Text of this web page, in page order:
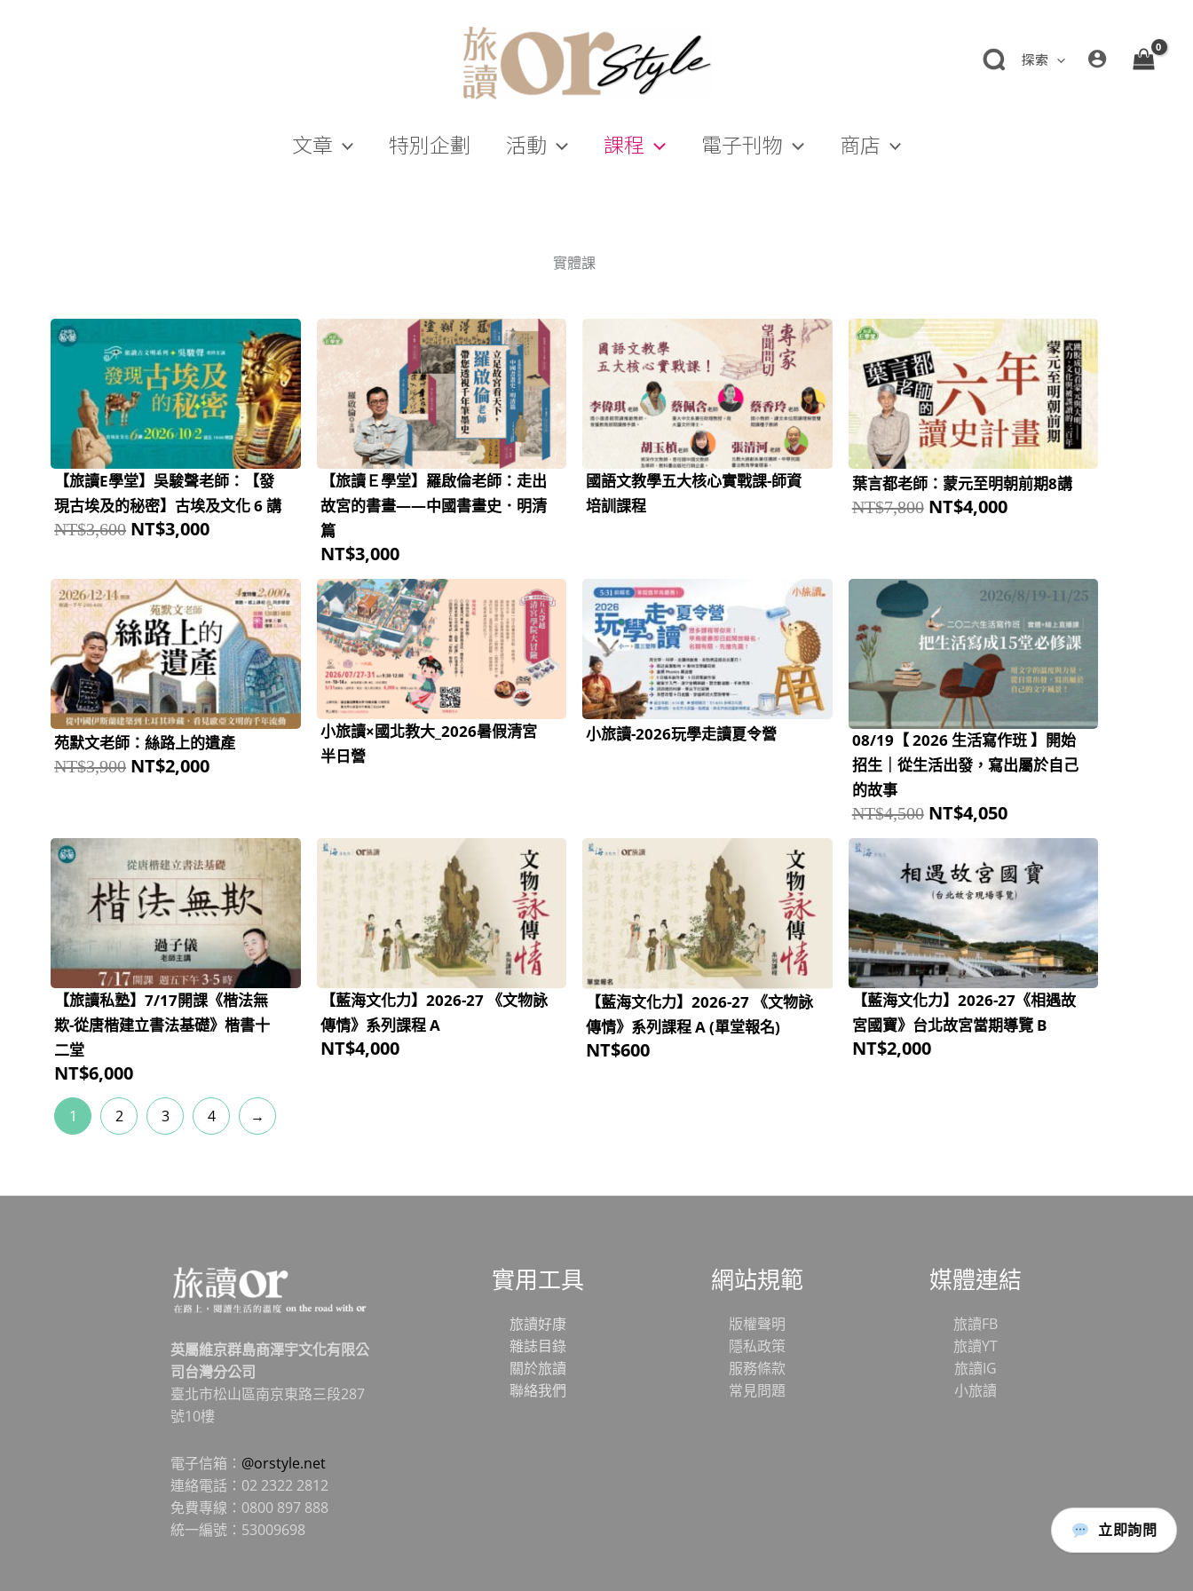
立即詢問
探索
文章 特別企劃 活動 課程 電子刊物 商店
實體課
【旅讀E學堂】吳駿聲老師：【發
現古埃及的秘密】古埃及文化 6 講
NT$3,600
始
價
格：
NT$3,600。
NT$3,000
前
價
格：
NT$3,000。
【旅讀Ｅ學堂】羅啟倫老師：走出
故宮的書畫——中國書畫史．明清
篇
NT$3,000
國語文教學五大核心實戰課-師資
培訓課程
葉言都老師：蒙元至明朝前期8講
NT$7,800
原
始
價
格：
NT$7,800。
NT$4,000
前
價
格：
NT$4,000。
苑默文老師：絲路上的遺產
NT$3,900
原
始
價
格：
NT$3,900。
NT$2,000
目
前
價
格：
NT$2,000。
小旅讀×國北教大_2026暑假清宮
半日營
小旅讀-2026玩學走讀夏令營
08/19【 2026 生活寫作班 】開始
招生｜從生活出發，寫出屬於自己
的故事
NT$4,500
原
始
價
格：
NT$4,500。
NT$4,050
目
價
格：
NT$4,050。
【旅讀私塾】7/17開課《楷法無
欺-從唐楷建立書法基礎》楷書十
二堂
NT$6,000
【藍海文化力】2026-27 《文物詠
傳情》系列課程 A
NT$4,000
【藍海文化力】2026-27 《文物詠
傳情》系列課程 A (單堂報名)
NT$600
【藍海文化力】2026-27《相遇故
宮國寶》台北故宮當期導覽 B
NT$2,000
1 2 3 4 →
英屬維京群島商澤宇文化有限公
司台灣分公司
臺北市松山區南京東路三段287
號10樓
電子信箱： @orstyle.net
連絡電話：02 2322 2812
免費專線：0800 897 888
統一編號：53009698
實用工具
旅讀好康
雜誌目錄
關於旅讀
聯絡我們
網站規範
版權聲明
隱私政策
服務條款
常見問題
媒體連結
旅讀FB
旅讀YT
旅讀IG
小旅讀